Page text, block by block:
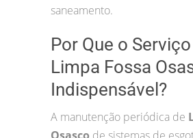
saneamento.
Por Que o
Limpa Fossa
Indispensável?
A manutenção periódica de